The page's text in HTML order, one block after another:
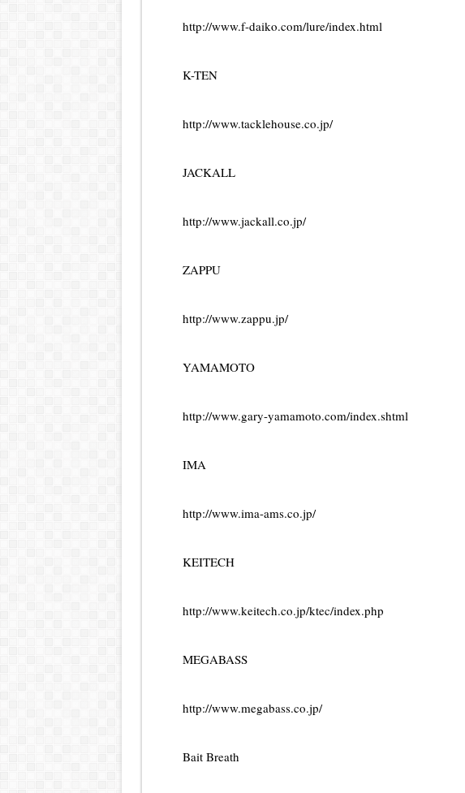
http://www.f-daiko.com/lure/index.html
K-TEN
http://www.tacklehouse.co.jp/
JACKALL
http://www.jackall.co.jp/
ZAPPU
http://www.zappu.jp/
YAMAMOTO
http://www.gary-yamamoto.com/index.shtml
IMA
http://www.ima-ams.co.jp/
KEITECH
http://www.keitech.co.jp/ktec/index.php
MEGABASS
http://www.megabass.co.jp/
Bait Breath